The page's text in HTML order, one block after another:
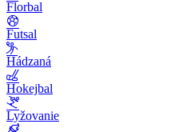
Florbal
Futsal
Hádzaná
Hokejbal
Lyžovanie